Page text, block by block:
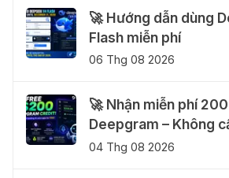
🚀 Hướng dẫn dùng
Flash miễn phí
06 Thg 08 2026
🚀 Nhận miễn phí
Deepgram – Không
04 Thg 08 2026